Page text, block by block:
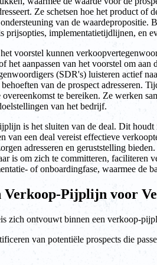
Ze schetsen hoe het product
van de
prijsopties, implementatietijdlijnen, en
voorstel kunnen
het aanpassen van het voorstel om
(SDR's) luisteren actief
van de prospect adresseren.
te bereiken. Ze werken
van het bedrijf.
is het sluiten van de deal. Dit
van een deal vereist effectieve
adresseren en geruststelling
is om zich te committeren,
of onboardingfase, waarmee de
Pijplijn voor
zich ontvouwt binnen een verkoop-
van potentiële prospects die